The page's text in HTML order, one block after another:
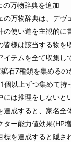
万物辞典を追加
の万物辞典は、デヴ
の使い道を主観的に
皆様は該当する物を
イテムを全て収集し
石7種類を集めるの
個以上ずつ集めて持
には推理をしないと
達成すると、家名全
ター能力値効果(HP
標を達成すると隠さ